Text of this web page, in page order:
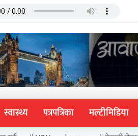
स्वास्थ्य पत्रपत्रिका मल्टीमिडिया